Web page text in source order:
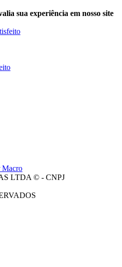
sua experiência em nosso site
Macro
LTDA © - CNPJ